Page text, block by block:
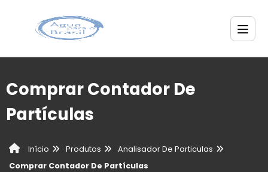
Comprar Contador De
Partículas
Início Produtos
Analisador De Particulas
Comprar Contador De Partículas